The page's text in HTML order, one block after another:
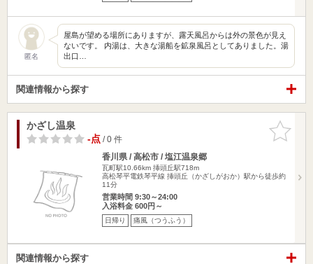
匿名
屋島が望める場所にありますが、露天風呂からは外の景色が見え
ないです。 内湯は、大きな湯船を鉱泉風呂としてありました。湯
出口…
関連情報から探す
お気に入
りに追加
かざし温泉
-点/ 0 件
香川県 / 高松市 / 塩江温泉郷
瓦町駅10.66km 挿頭丘駅718m
高松琴平電鉄琴平線 挿頭丘（かざしがおか）駅から徒歩約
11分
営業時間 9:30～24:00
入浴料金 600円～
日帰り 痛風（つうふう）
関連情報から探す